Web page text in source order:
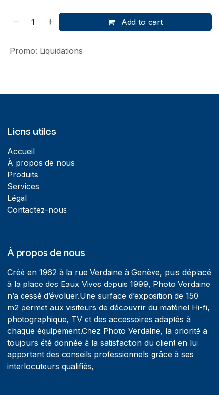
Add to cart
Promo: Liquidations
Liens utiles
Accueil
À propos de nous
Produits
Services
Légal
Contactez-nous
À propos de nous
Créé en 1962 à la rue Verdaine à Genève, puis déplacé
à la place des Eaux Vives depuis 1999, Photo Verdaine
n’a cessé d’évoluer.Une surface d’exposition de 150
m2 permet aux visiteurs de découvrir du matériel Hi-fi,
photographique, TV et des accessoires adaptés à
chaque équipement.Chez Photo Verdaine, la priorité a
toujours été donnée à la satisfaction du client en lui
apportant des conseils professionnels grâce à ses
interlocuteurs qualifiés,